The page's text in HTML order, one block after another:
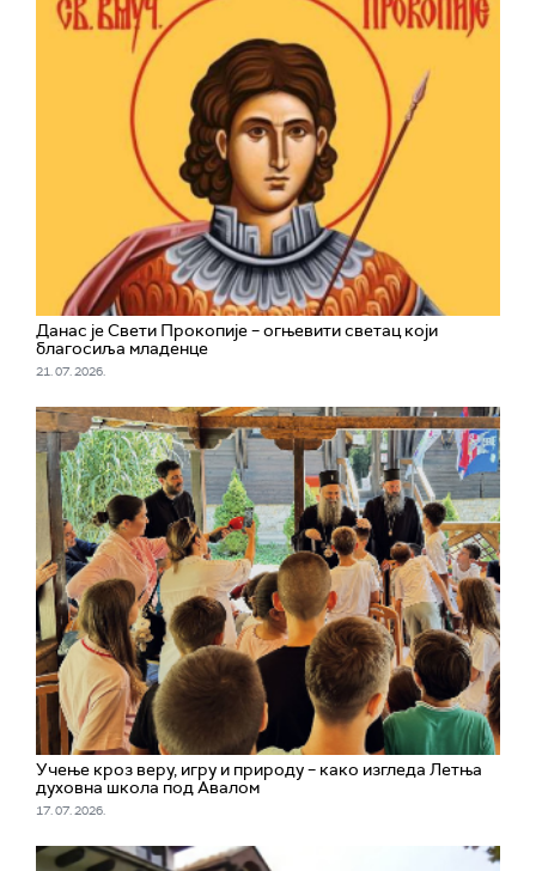
Данас је Свети Прокопије – огњевити светац који
благосиља младенце
21. 07. 2026.
Учење кроз веру, игру и природу – како изгледа Летња
духовна школа под Авалом
17. 07. 2026.